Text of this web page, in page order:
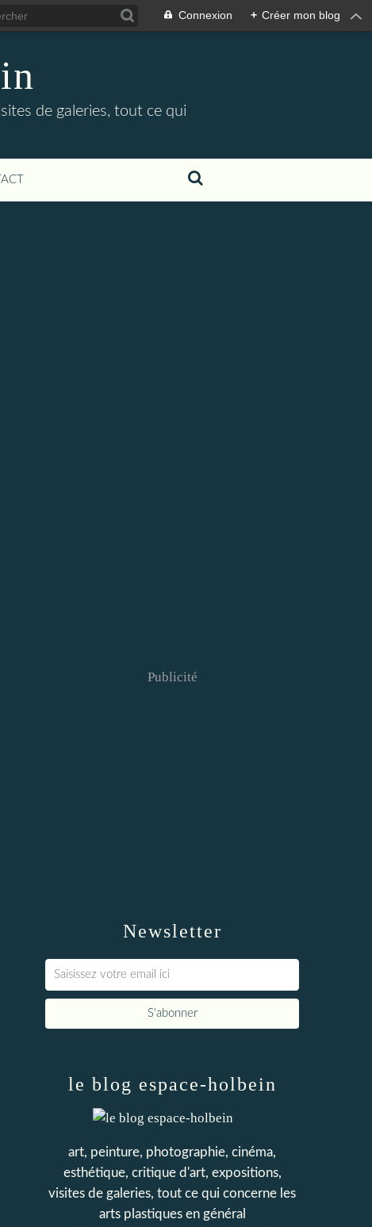
Connexion + Créer mon blog
de galeries, tout ce qui
Newsletter
Publicité
le blog espace-holbein
art, peinture, photographie, cinéma,
esthétique, critique d'art, expositions,
visites de galeries, tout ce qui concerne les
arts plastiques en général